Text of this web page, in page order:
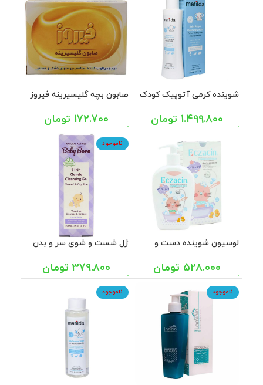
شوینده کرمی آتوپیک کودک
1.499.800 تومان
صابون بچه گلیسیرینه فیروز
172.700 تومان
لوسیون شوینده دست و
528.000 تومان
ناموجود
ژل شست و شوی سر و بدن
379.800 تومان
ناموجود ناموجود